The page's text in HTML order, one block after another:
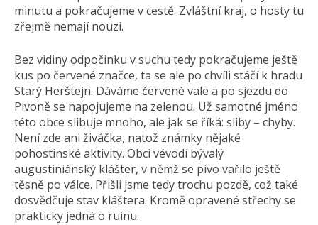
minutu a pokračujeme v cestě. Zvláštní kraj, o hosty tu
zřejmě nemají nouzi.
Bez vidiny odpočinku v suchu tedy pokračujeme ještě
kus po červené značce, ta se ale po chvíli stáčí k hradu
Starý Herštejn. Dáváme červené vale a po sjezdu do
Pivoně se napojujeme na zelenou. Už samotné jméno
této obce slibuje mnoho, ale jak se říká: sliby – chyby.
Není zde ani živáčka, natož známky nějaké
pohostinské aktivity. Obci vévodí bývalý
augustiniánský klášter, v němž se pivo vařilo ještě
těsně po válce. Přišli jsme tedy trochu pozdě, což také
dosvědčuje stav kláštera. Kromě opravené střechy se
prakticky jedná o ruinu.